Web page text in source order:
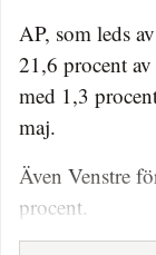
AP, som leds
21,6 procent
med 1,3
maj.
Även Venstre
procent.